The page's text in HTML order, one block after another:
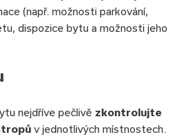
(např. možnosti parkování,
dispozice bytu a možnosti jeho
nejdříve pečlivě zkontrolujte
v jednotlivých místnostech.